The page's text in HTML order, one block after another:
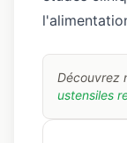
Découvrez
ustensiles